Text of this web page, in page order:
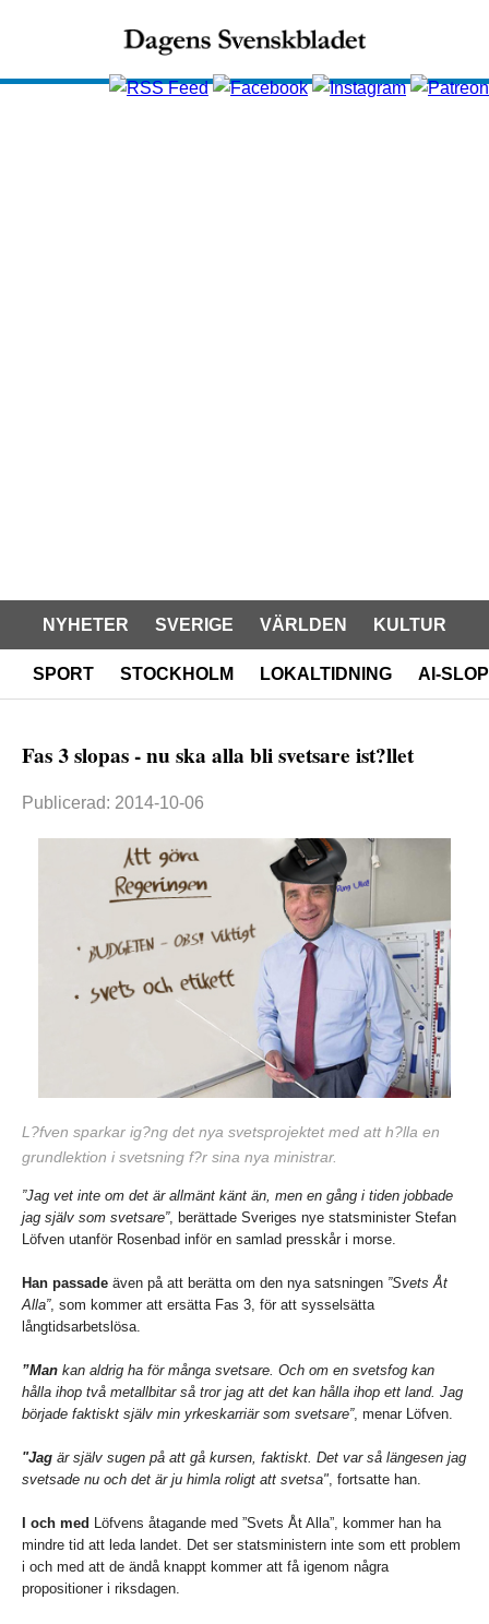
NYHETER SVERIGE VÄRLDEN KULTUR
SPORT STOCKHOLM LOKALTIDNING AI-SLOP
Fas 3 slopas - nu ska alla bli svetsare ist?llet
Publicerad: 2014-10-06
L?fven sparkar ig?ng det nya svetsprojektet med att h?lla en
grundlektion i svetsning f?r sina nya ministrar.
”Jag vet inte om det är allmänt känt än, men en gång i tiden jobbade
jag själv som svetsare”, berättade Sveriges nye statsminister Stefan
Löfven utanför Rosenbad inför en samlad presskår i morse.
Han passade även på att berätta om den nya satsningen ”Svets Åt
Alla”, som kommer att ersätta Fas 3, för att sysselsätta
långtidsarbetslösa.
”Man kan aldrig ha för många svetsare. Och om en svetsfog kan
hålla ihop två metallbitar så tror jag att det kan hålla ihop ett land. Jag
började faktiskt själv min yrkeskarriär som svetsare”, menar Löfven.
"Jag är själv sugen på att gå kursen, faktiskt. Det var så längesen jag
svetsade nu och det är ju himla roligt att svetsa", fortsatte han.
I och med Löfvens åtagande med ”Svets Åt Alla”, kommer han ha
mindre tid att leda landet. Det ser statsministern inte som ett problem
i och med att de ändå knappt kommer att få igenom några
propositioner i riksdagen.